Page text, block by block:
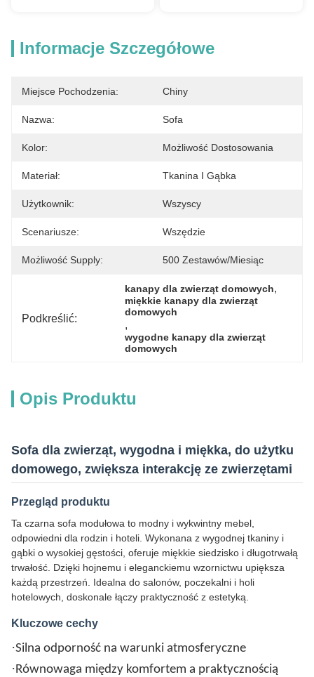
Informacje Szczegółowe
Miejsce Pochodzenia: Chiny
Nazwa: Sofa
Kolor: Możliwość Dostosowania
Materiał: Tkanina I Gąbka
Użytkownik: Wszyscy
Scenariusze: Wszędzie
Możliwość Supply: 500 Zestawów/miesiąc
Podkreślić:
kanapy dla zwierząt domowych,
miękkie kanapy dla zwierząt
domowych
,
wygodne kanapy dla zwierząt
domowych
Opis Produktu
Sofa dla zwierząt, wygodna i miękka, do użytku
domowego, zwiększa interakcję ze zwierzętami
Przegląd produktu
Ta czarna sofa modułowa to modny i wykwintny mebel,
odpowiedni dla rodzin i hoteli. Wykonana z wygodnej tkaniny i
gąbki o wysokiej gęstości, oferuje miękkie siedzisko i długotrwałą
trwałość. Dzięki hojnemu i eleganckiemu wzornictwu upiększa
każdą przestrzeń. Idealna do salonów, poczekalni i holi
hotelowych, doskonale łączy praktyczność z estetyką.
Kluczowe cechy
·Silna odporność na warunki atmosferyczne
·Równowaga między komfortem a praktycznością